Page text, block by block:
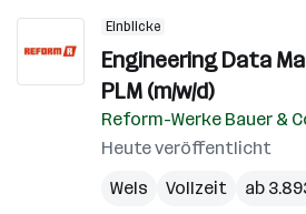
Einblicke
Engineering Data
PLM (m/w/d)
Reform-Werke Bauer &
Heute veröffentlicht
Wels
Vollzeit ab